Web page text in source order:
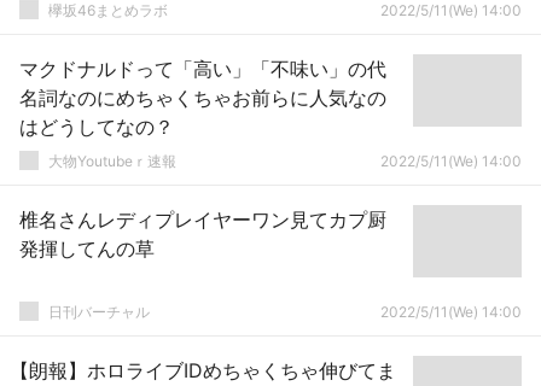
欅坂46まとめラボ 2022/5/11(We) 14:00
マクドナルドって「高い」「不味い」の代
名詞なのにめちゃくちゃお前らに人気なの
はどうしてなの？
大物Youtubeｒ速報 2022/5/11(We) 14:00
椎名さんレディプレイヤーワン見てカプ厨
発揮してんの草
日刊バーチャル 2022/5/11(We) 14:00
【朗報】ホロライブIDめちゃくちゃ伸びてま